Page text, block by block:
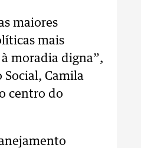
maiores
mais
moradia digna”,
Camila
centro do